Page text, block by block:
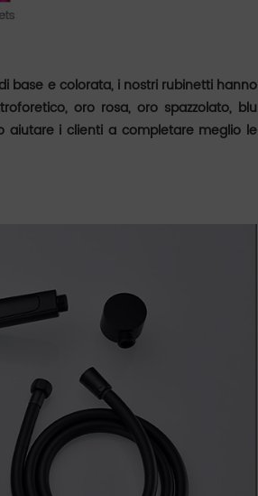
base e colorata, i nostri rubinetti hanno
oro rosa, oro spazzolato, blu
aiutare i clienti a completare meglio le